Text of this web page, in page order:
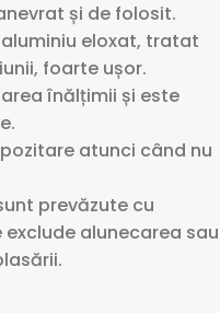
și de folosit.
eloxat, tratat
foarte ușor.
înălțimii și este
atunci când nu
prevăzute cu
alunecarea sau